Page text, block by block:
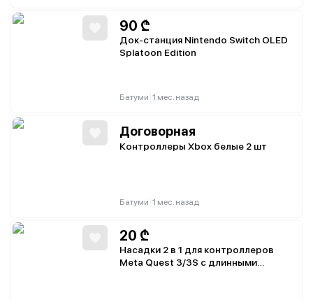
90 ₾
Док-станция Nintendo Switch OLED
Splatoon Edition
Батуми 1 мес. назад
Договорная
Контроллеры Xbox белые 2 шт
Батуми 1 мес. назад
20 ₾
Насадки 2 в 1 для контроллеров
Meta Quest 3/3S с длинными